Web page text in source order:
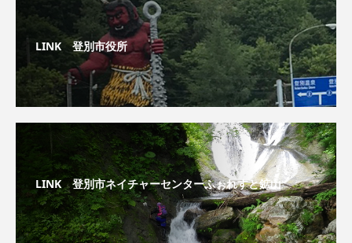
LINK 登別市役所
LINK 登別市ネイチャーセンターふぉれすと鉱山